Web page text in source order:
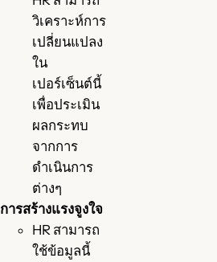
วิเคราะห์การ
เปลี่ยนแปลง
ใน
เปอร์เซ็นต์นี้
เพื่อประเมิน
ผลกระทบ
จากการ
ดำเนินการ
ต่างๆ
การสร้างแรงจูงใจ
HR สามารถ
ใช้ข้อมูลนี้